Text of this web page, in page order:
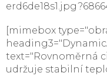
[mimebox
text="Rovnoměrná
udržuje stabilní